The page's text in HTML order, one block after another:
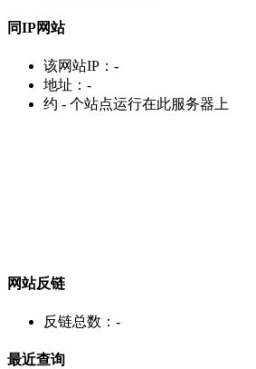
同IP网站
该网站IP： -
地址： -
约 - 个站点运行在此服务器上
网站反链
反链总数： -
最近查询